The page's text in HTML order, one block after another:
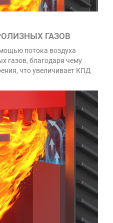
ГАЗОВ
потока воздуха
газов, благодаря чему
что увеличивает КПД